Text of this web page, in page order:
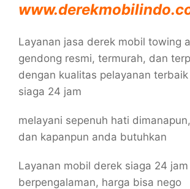
Layanan jasa derek mobil towing
gendong resmi, termurah, dan
dengan kualitas pelayanan
siaga 24 jam
melayani sepenuh hati
dan kapanpun anda butuhkan
Layanan mobil derek siaga 24
berpengalaman, harga bisa nego